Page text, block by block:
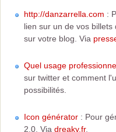
http://danzarrella.com :
lien sur un de vos
sur votre blog. Via
Quel usage
sur twitter et comment
possibilités.
Icon générator : Pour
2.0. Via dreaky.fr.